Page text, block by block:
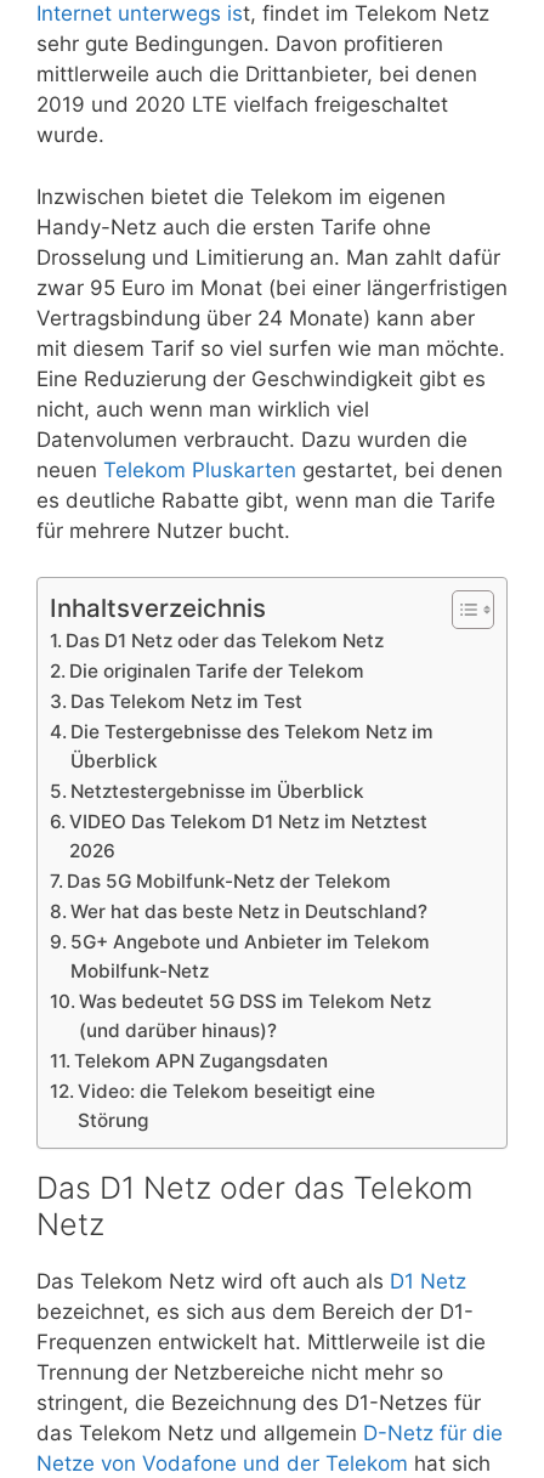
Internet unterwegs ist, findet im Telekom Netz
sehr gute Bedingungen. Davon profitieren
mittlerweile auch die Drittanbieter, bei denen
2019 und 2020 LTE vielfach freigeschaltet
wurde.
Inzwischen bietet die Telekom im eigenen
Handy-Netz auch die ersten Tarife ohne
Drosselung und Limitierung an. Man zahlt dafür
zwar 95 Euro im Monat (bei einer längerfristigen
Vertragsbindung über 24 Monate) kann aber
mit diesem Tarif so viel surfen wie man möchte.
Eine Reduzierung der Geschwindigkeit gibt es
nicht, auch wenn man wirklich viel
Datenvolumen verbraucht. Dazu wurden die
neuen Telekom Pluskarten gestartet, bei denen
es deutliche Rabatte gibt, wenn man die Tarife
für mehrere Nutzer bucht.
Inhaltsverzeichnis
Das D1 Netz oder das Telekom Netz
Die originalen Tarife der Telekom
Das Telekom Netz im Test
Die Testergebnisse des Telekom Netz im
Überblick
Netztestergebnisse im Überblick
VIDEO Das Telekom D1 Netz im Netztest
2026
Das 5G Mobilfunk-Netz der Telekom
Wer hat das beste Netz in Deutschland?
5G+ Angebote und Anbieter im Telekom
Mobilfunk-Netz
Was bedeutet 5G DSS im Telekom Netz
(und darüber hinaus)?
Telekom APN Zugangsdaten
Video: die Telekom beseitigt eine
Störung
Das D1 Netz oder das Telekom
Netz
Das Telekom Netz wird oft auch als D1 Netz
bezeichnet, es sich aus dem Bereich der D1-
Frequenzen entwickelt hat. Mittlerweile ist die
Trennung der Netzbereiche nicht mehr so
stringent, die Bezeichnung des D1-Netzes für
das Telekom Netz und allgemein D-Netz für die
Netze von Vodafone und der Telekom hat sich